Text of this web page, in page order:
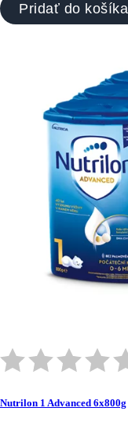
Pridať do košíka
Nutrilon 1 Advanced 6x800g